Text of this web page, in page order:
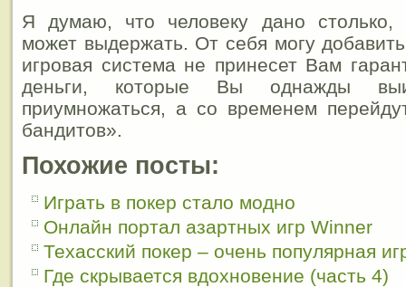
Я думаю, что человеку дано столько,
может выдержать. От себя могу
игровая система не принесет Вам
деньги, которые Вы однажды
приумножаться, а со временем
бандитов».
Похожие посты:
Играть в покер стало модно
Онлайн портал азартных игр Winner
Техасский покер – очень популярная
Где скрывается вдохновение (часть 4)